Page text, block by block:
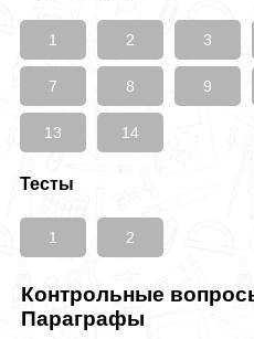
1 2 3
7 8 9
13 14
Тесты
1 2
Контрольные
Параграфы